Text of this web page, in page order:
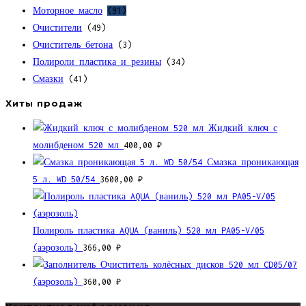
Моторное масло (91)
Очистители (49)
Очиститель бетона (3)
Полироли пластика и резины (34)
Смазки (41)
Хиты продаж
Жидкий ключ с
молибденом 520 мл 400,00 ₽
Смазка проникающая
5 л. WD 50/54 3600,00 ₽
Полироль пластика AQUA (ваниль) 520 мл PA05-V/05
(аэрозоль) 366,00 ₽
Очиститель колёсных дисков 520 мл CD05/07
(аэрозоль) 360,00 ₽